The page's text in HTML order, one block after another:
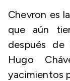
Chevron es
que aún
después
Hugo
yacimientos